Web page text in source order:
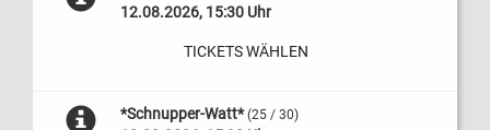
12.08.2026, 15:30 Uhr
TICKETS WÄHLEN
*Schnupper-Watt* (25 / 30)